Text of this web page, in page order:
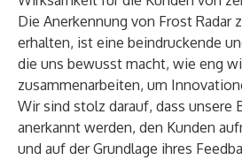
Die Anerkennung von Frost Radar
erhalten, ist eine beindruckende
die uns bewusst macht, wie eng
zusammenarbeiten, um
Wir sind stolz darauf, dass unsere
anerkannt werden, den Kunden
und auf der Grundlage ihres